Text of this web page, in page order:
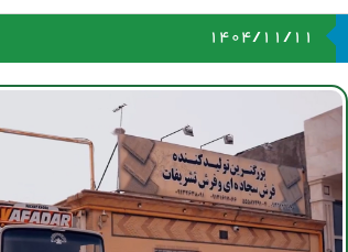
1404/11/11